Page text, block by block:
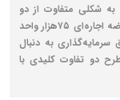
شکلی متفاوت از دو
دهه گذشته واگذار می‌شود. طرح مسکن‌حمایتی۳، «عرضه اجاره‌ای ۷۵هزار واحد
را دنبال می‌کند و همزمان، با ۴مشوق سرمایه‌گذاری به دنبال
دو تفاوت کلیدی با